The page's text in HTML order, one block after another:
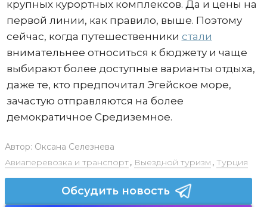
крупных курортных комплексов. Да и цены на
первой линии, как правило, выше. Поэтому
сейчас, когда путешественники стали
внимательнее относиться к бюджету и чаще
выбирают более доступные варианты отдыха,
даже те, кто предпочитал Эгейское море,
зачастую отправляются на более
демократичное Средиземное.
Автор: Оксана Селезнева
Авиаперевозка и транспорт, Выездной туризм , Турция
Обсудить новость